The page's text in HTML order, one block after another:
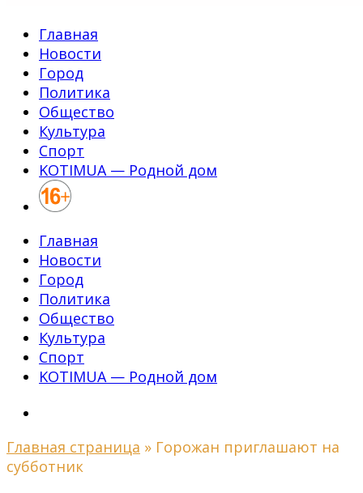
Главная
Новости
Город
Политика
Общество
Культура
Спорт
KOTIMUA — Родной дом
Главная
Новости
Город
Политика
Общество
Культура
Спорт
KOTIMUA — Родной дом
Главная страница » Горожан приглашают на
субботник